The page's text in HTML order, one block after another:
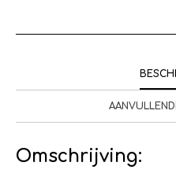
Omschrijving: